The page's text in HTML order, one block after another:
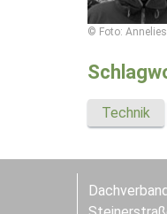
© Foto:
Technik